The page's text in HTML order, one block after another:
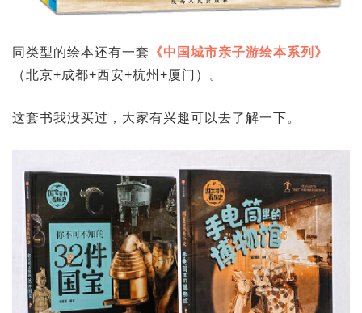
同类型的绘本还有一套
《中国城市亲子游绘本系列》
（北京+成都+西安+杭州+厦门）。
这套书我没买过，大家有兴趣可以去了解一下。